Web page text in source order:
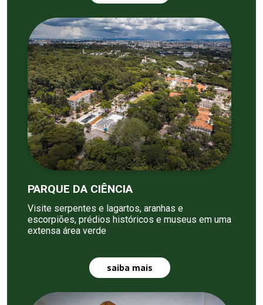
PARQUE DA CIÊNCIA
Visite serpentes e lagartos, aranhas e
escorpiões, prédios históricos e museus em uma
extensa área verde
saiba mais